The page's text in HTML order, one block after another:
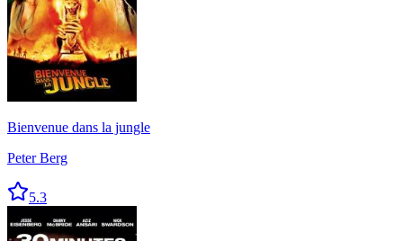
Bienvenue dans la jungle
Peter Berg
5.3